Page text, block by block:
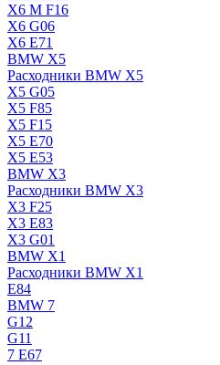
X6 M F16
X6 G06
X6 E71
BMW X5
Расходники BMW X5
X5 G05
X5 F85
X5 F15
X5 E70
X5 E53
BMW X3
Расходники BMW X3
X3 F25
X3 E83
X3 G01
BMW X1
Расходники BMW X1
E84
BMW 7
G12
G11
7 Е67